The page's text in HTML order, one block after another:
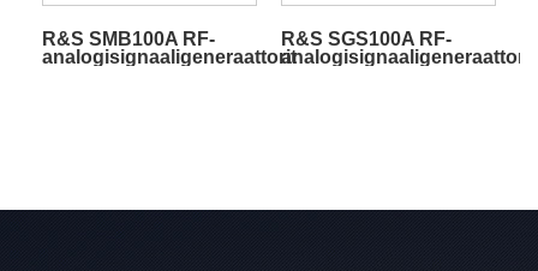
R&S SMB100A RF-
analogisignaaligeneraattorit
R&S SGS100A RF-
analogisignaaligeneraattorit